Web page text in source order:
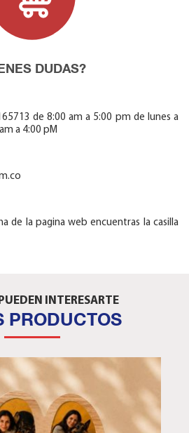
DUDAS?
de 8:00 am a 5:00 pm de lunes a
a 4:00 pM
de la pagina web encuentras la casilla
INTERESARTE
PRODUCTOS